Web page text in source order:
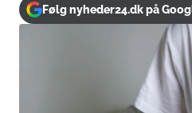
Følg nyheder24.dk på